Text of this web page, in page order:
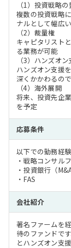
（1）投資戦略
複数の投資戦略
ナルとして幅広
（2）裁量権
キャピタリスト
る業務が可能
（3）ハンズオ
ハンズオン支援
深くかかわるの
（4）海外展開
将来、投資先企
を予定
応募条件
以下での勤務経
・戦略コンサル
・投資銀行（
・FAS
会社紹介
著名ファームを
待のファンドで
とハンズオン支